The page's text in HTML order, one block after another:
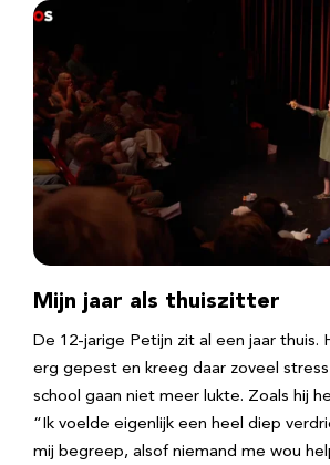
Mijn jaar als thuiszitter
De 12-jarige Petijn zit al een jaar thuis.
erg gepest en kreeg daar zoveel
school gaan niet meer lukte. Zoals hij
“Ik voelde eigenlijk een heel diep
mij begreep, alsof niemand me wou